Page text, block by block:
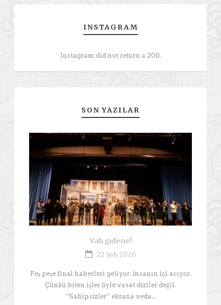
INSTAGRAM
Instagram did not return a 200.
SON YAZILAR
Vah gidene!
22 Şub 2026
Peş peşe final haberleri geliyor. İnsanın içi acıyor.
Çünkü biten işler öyle vasat diziler değil.
“Sahipsizler” ekrana veda...